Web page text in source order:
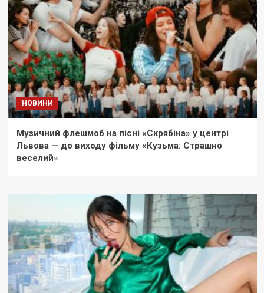
НОВИНИ
Музичний флешмоб на пісні «Скрябіна» у центрі
Львова — до виходу фільму «Кузьма: Страшно
веселий»